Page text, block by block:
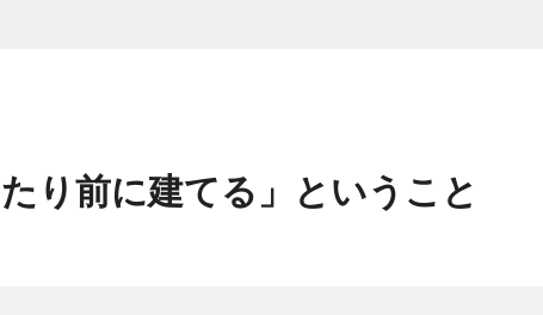
り前に建てる」ということ